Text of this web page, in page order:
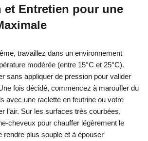
Entretien pour une
travaillez dans un environnement
modérée (entre 15°C et 25°C).
sans appliquer de pression pour valider
fois décidé, commencez à maroufler du
avec une raclette en feutrine ou votre
l’air. Sur les surfaces très courbées,
cheveux pour chauffer légèrement le
rendre plus souple et à épouser